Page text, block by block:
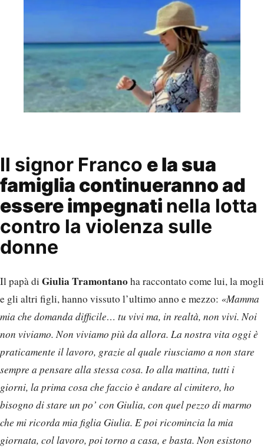
Il signor Franco e la sua
famiglia continueranno ad
essere impegnati nella lotta
contro la violenza sulle
donne
Il papà di Giulia Tramontanoha raccontato come lui, la mogli
e gli altri figli, hanno vissuto l’ultimo anno e mezzo: «Mamma
mia che domanda difficile… tu vivi ma, in realtà, non vivi. Noi
non viviamo. Non viviamo più da allora. La nostra vita oggi è
praticamente il lavoro, grazie al quale riusciamo a non stare
sempre a pensare alla stessa cosa. Io alla mattina, tutti i
giorni, la prima cosa che faccio è andare al cimitero, ho
bisogno di stare un po’ con Giulia, con quel pezzo di marmo
che mi ricorda mia figlia Giulia. E poi ricomincia la mia
giornata, col lavoro, poi torno a casa, e basta. Non esistono